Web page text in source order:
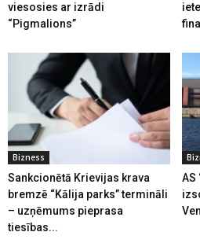
viesosies ar izrādi
“Pigmalions”
Bizness
Sankcionētā Krievijas krava
bremzē “Kālija parks” termināli
– uzņēmums pieprasa
tiesības...
AS